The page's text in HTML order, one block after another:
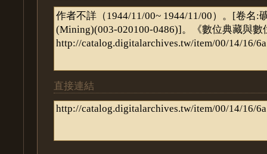
直接連結